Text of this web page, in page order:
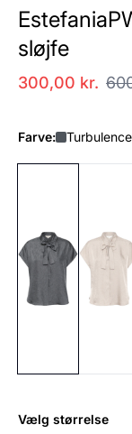
sløjfe
300,00 kr.
Farve:
Vælg størrelse